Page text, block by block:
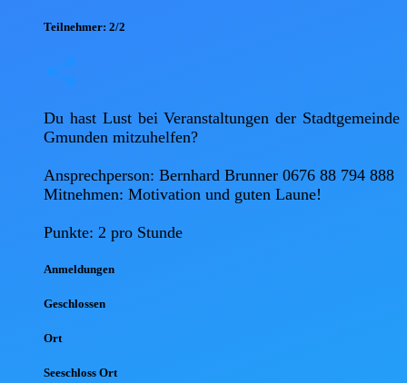
Teilnehmer: 2/2
Du hast Lust bei Veranstaltungen der Stadtgemeinde
Gmunden mitzuhelfen?
Ansprechperson: Bernhard Brunner 0676 88 794 888
Mitnehmen: Motivation und guten Laune!
Punkte: 2 pro Stunde
Anmeldungen
Geschlossen
Ort
Seeschloss Ort